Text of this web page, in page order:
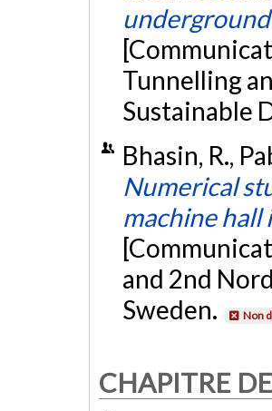
Tunnelling
Sustainable
Bhasin, R.,
Numerical
machine hall
and 2nd
Sweden.
Non
CHAPITRE